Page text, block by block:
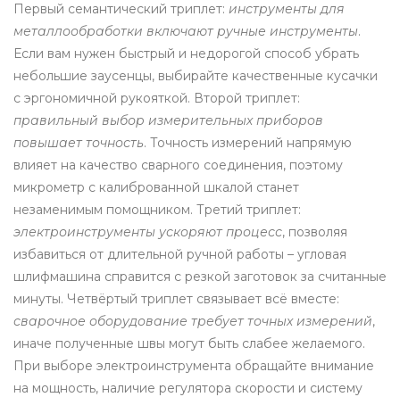
Первый семантический триплет: инструменты для
металлообработки включают ручные инструменты.
Если вам нужен быстрый и недорогой способ убрать
небольшие заусенцы, выбирайте качественные кусачки
с эргономичной рукояткой. Второй триплет:
правильный выбор измерительных приборов
повышает точность. Точность измерений напрямую
влияет на качество сварного соединения, поэтому
микрометр с калиброванной шкалой станет
незаменимым помощником. Третий триплет:
электроинструменты ускоряют процесс, позволяя
избавиться от длительной ручной работы – угловая
шлифмашина справится с резкой заготовок за считанные
минуты. Четвёртый триплет связывает всё вместе:
сварочное оборудование требует точных измерений,
иначе полученные швы могут быть слабее желаемого.
При выборе электроинструмента обращайте внимание
на мощность, наличие регулятора скорости и систему